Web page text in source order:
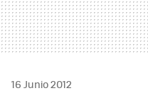
16 Junio 2012